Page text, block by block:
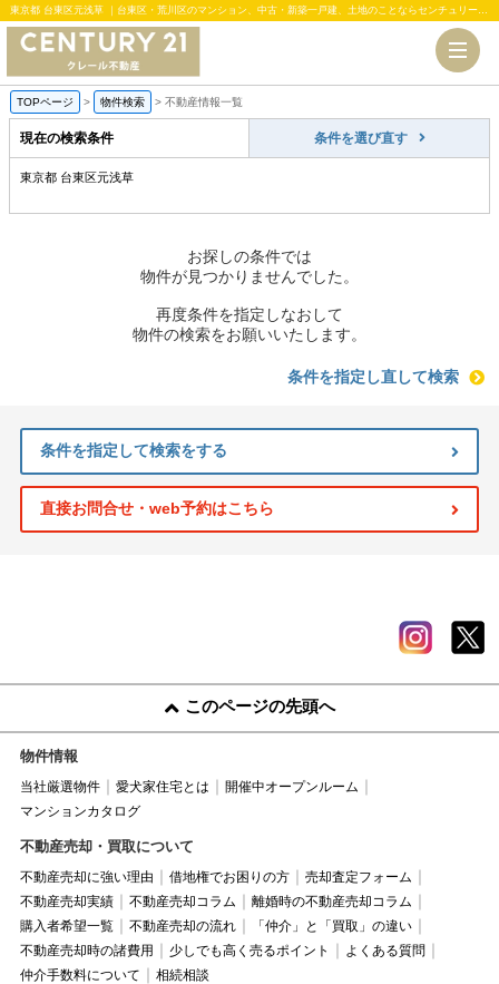
東京都 台東区元浅草 ｜台東区・荒川区のマンション、中古・新築一戸建、土地のことならセンチュリー21クレール不動産
TOPページ > 物件検索 > 不動産情報一覧
現在の検索条件 条件を選び直す
東京都 台東区元浅草
お探しの条件では
物件が見つかりませんでした。
再度条件を指定しなおして
物件の検索をお願いいたします。
条件を指定し直して検索
条件を指定して検索をする
直接お問合せ・web予約はこちら
このページの先頭へ
物件情報
当社厳選物件 愛犬家住宅とは
開催中オープンルーム
マンションカタログ
不動産売却・買取について
不動産売却に強い理由 借地権でお困りの方
売却査定フォーム
不動産売却実績
不動産売却コラム
離婚時の不動産売却コラム
購入者希望一覧
不動産売却の流れ
「仲介」と「買取」の違い
不動産売却時の諸費用
少しでも高く売るポイント
よくある質問
仲介手数料について
相続相談